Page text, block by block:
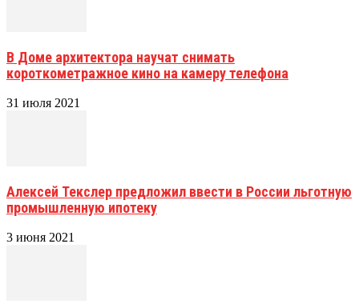
В Доме архитектора научат снимать
короткометражное кино на камеру телефона
31 июля 2021
Алексей Текслер предложил ввести в России льготную
промышленную ипотеку
3 июня 2021